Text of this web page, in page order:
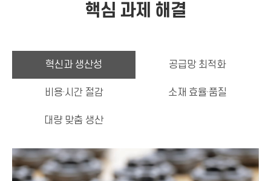
핵심 과제 해결
혁신과 생산성 공급망 최적화
비용·시간 절감 소재 효율·품질
대량 맞춤 생산